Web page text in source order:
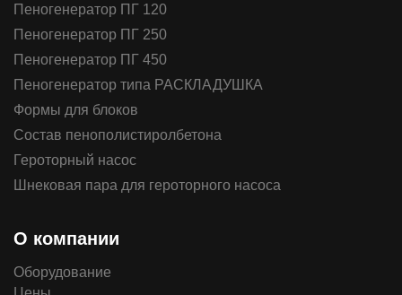
Пеногенератор ПГ 120
Пеногенератор ПГ 250
Пеногенератор ПГ 450
Пеногенератор типа РАСКЛАДУШКА
Формы для блоков
Состав пенополистиролбетона
Героторный насос
Шнековая пара для героторного насоса
О компании
Оборудование